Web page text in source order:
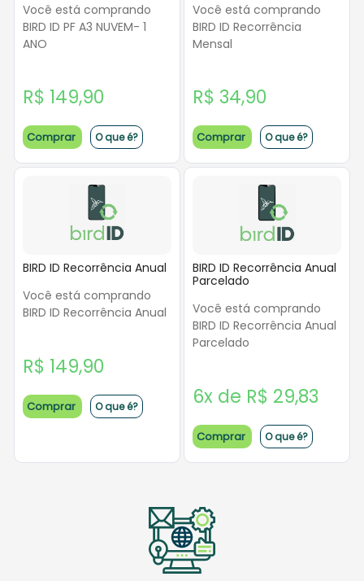
Você está comprando
BIRD ID PF A3 NUVEM- 1
ANO
R$ 149,90
Comprar O que é?
Você está comprando
BIRD ID Recorrência
Mensal
R$ 34,90
Comprar O que é?
BIRD ID Recorrência Anual
Você está comprando
BIRD ID Recorrência Anual
R$ 149,90
Comprar O que é?
BIRD ID Recorrência Anual
Parcelado
Você está comprando
BIRD ID Recorrência Anual
Parcelado
6x de R$ 29,83
Comprar O que é?